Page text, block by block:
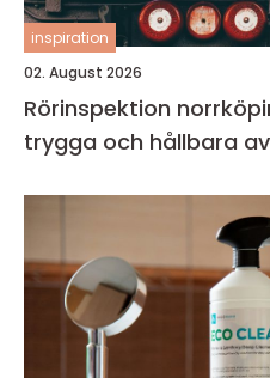
inspiration
02. August 2026
Rörinspektion norrköping så
trygga och hållbara